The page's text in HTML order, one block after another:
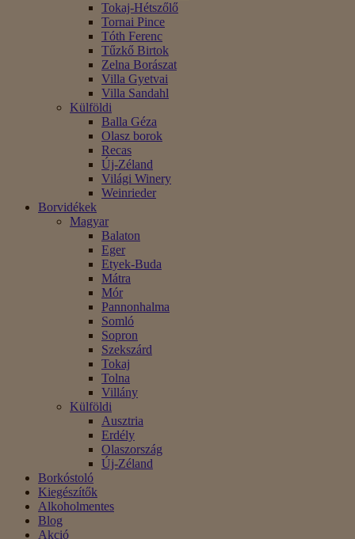
Tokaj-Hétszőlő
Tornai Pince
Tóth Ferenc
Tűzkő Birtok
Zelna Borászat
Villa Gyetvai
Villa Sandahl
Külföldi
Balla Géza
Olasz borok
Recas
Új-Zéland
Világi Winery
Weinrieder
Borvidékek
Magyar
Balaton
Eger
Etyek-Buda
Mátra
Mór
Pannonhalma
Somló
Sopron
Szekszárd
Tokaj
Tolna
Villány
Külföldi
Ausztria
Erdély
Olaszország
Új-Zéland
Borkóstoló
Kiegészítők
Alkoholmentes
Blog
Akció